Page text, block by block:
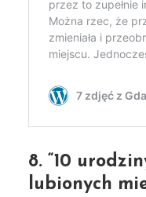
8. “10
lubionych